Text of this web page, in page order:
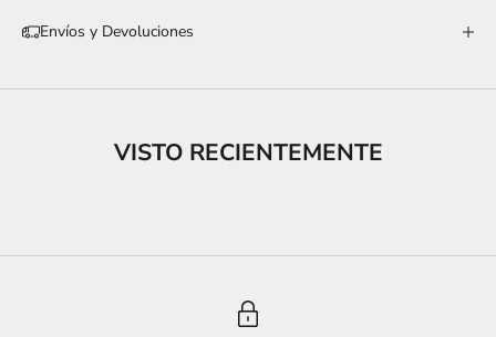
Envíos y Devoluciones
VISTO RECIENTEMENTE